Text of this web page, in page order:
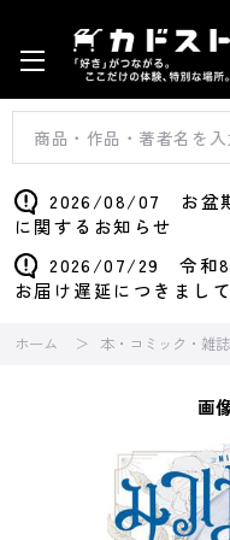
2026/08/07 お盆
に関するお知らせ
2026/07/29 令和8
お届け遅延につきまして
ホーム 本・コミック・雑誌
画